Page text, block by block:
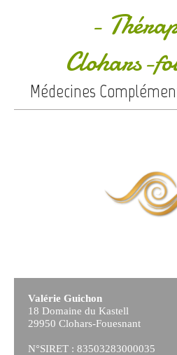
-
Clohars-
Médecines
Valérie Guichon
18 Domaine du Kastell
29950 Clohars-Fouesnant
N°SIRET : 83503283000035